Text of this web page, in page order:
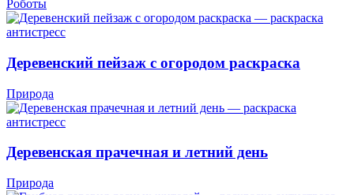
Роботы
Деревенский пейзаж с огородом раскраска
Природа
Деревенская прачечная и летний день
Природа